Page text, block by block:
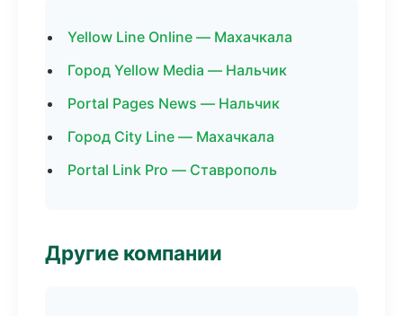
Yellow Line Online — Махачкала
Город Yellow Media — Нальчик
Portal Pages News — Нальчик
Город City Line — Махачкала
Portal Link Pro — Ставрополь
Другие компании